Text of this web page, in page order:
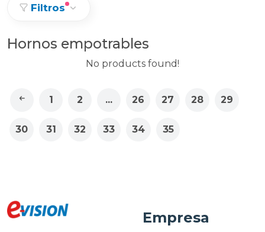
Filtros
Hornos empotrables
No products found!
1 2 ... 26 27 28 29
30 31 32 33 34 35
Empresa